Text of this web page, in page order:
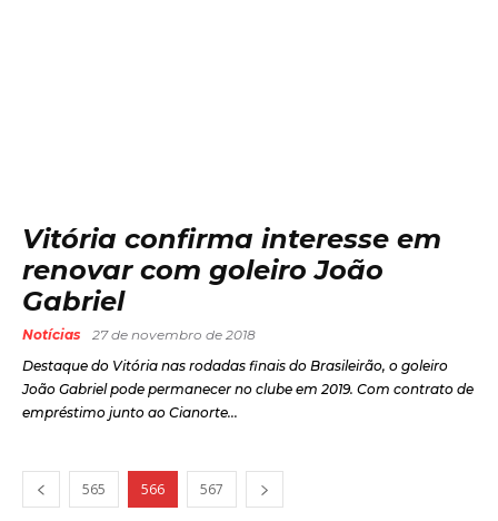
Vitória confirma interesse em
renovar com goleiro João
Gabriel
Notícias
27 de novembro de 2018
Destaque do Vitória nas rodadas finais do Brasileirão, o goleiro
João Gabriel pode permanecer no clube em 2019. Com contrato de
empréstimo junto ao Cianorte...
565 566 567